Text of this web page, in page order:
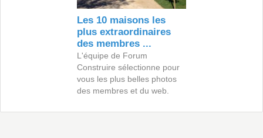
Les 10 maisons les
plus extraordinaires
des membres ...
L'équipe de Forum
Construire sélectionne pour
vous les plus belles photos
des membres et du web.